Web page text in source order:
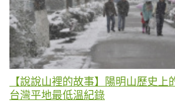
【說說山裡的故事】陽明山歷史
台灣平地最低溫紀錄